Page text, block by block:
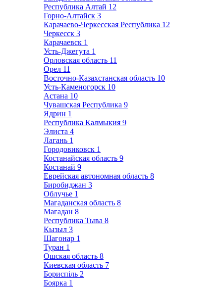
Республика Алтай 12
Горно-Алтайск 3
Карачаево-Черкесская Республика 12
Черкесск 3
Карачаевск 1
Усть-Джегута 1
Орловская область 11
Орел 11
Восточно-Казахстанская область 10
Усть-Каменогорск 10
Астана 10
Чувашская Республика 9
Ядрин 1
Республика Калмыкия 9
Элиста 4
Лагань 1
Городовиковск 1
Костанайская область 9
Костанай 9
Еврейская автономная область 8
Биробиджан 3
Облучье 1
Магаданская область 8
Магадан 8
Республика Тыва 8
Кызыл 3
Шагонар 1
Туран 1
Ошская область 8
Киевская область 7
Бориспіль 2
Боярка 1